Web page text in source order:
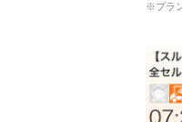
※プラ